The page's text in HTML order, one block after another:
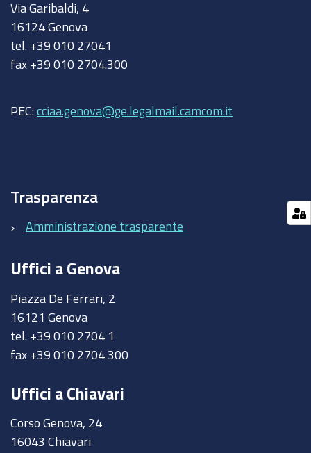
Via Garibaldi, 4
16124 Genova
tel. +39 010 27041
fax +39 010 2704.300
PEC: cciaa.genova@ge.legalmail.camcom.it
Trasparenza
Amministrazione trasparente
Uffici a Genova
Piazza De Ferrari, 2
16121 Genova
tel. +39 010 2704 1
fax +39 010 2704 300
Uffici a Chiavari
Corso Genova, 24
16043 Chiavari